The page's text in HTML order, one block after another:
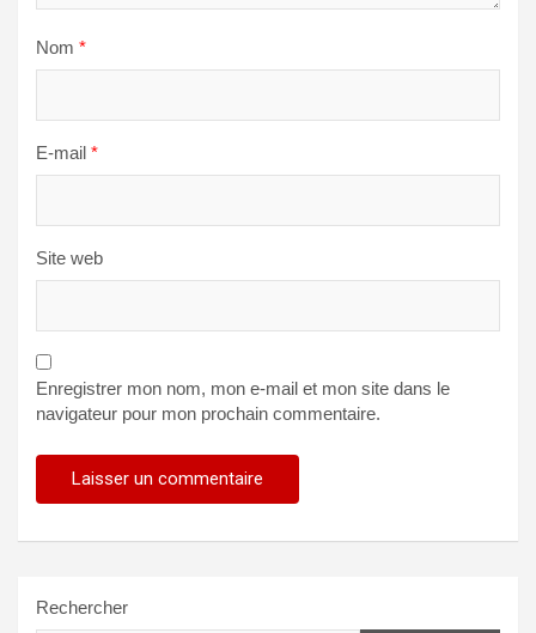
Nom *
E-mail *
Site web
Enregistrer mon nom, mon e-mail et mon site dans le
navigateur pour mon prochain commentaire.
Rechercher